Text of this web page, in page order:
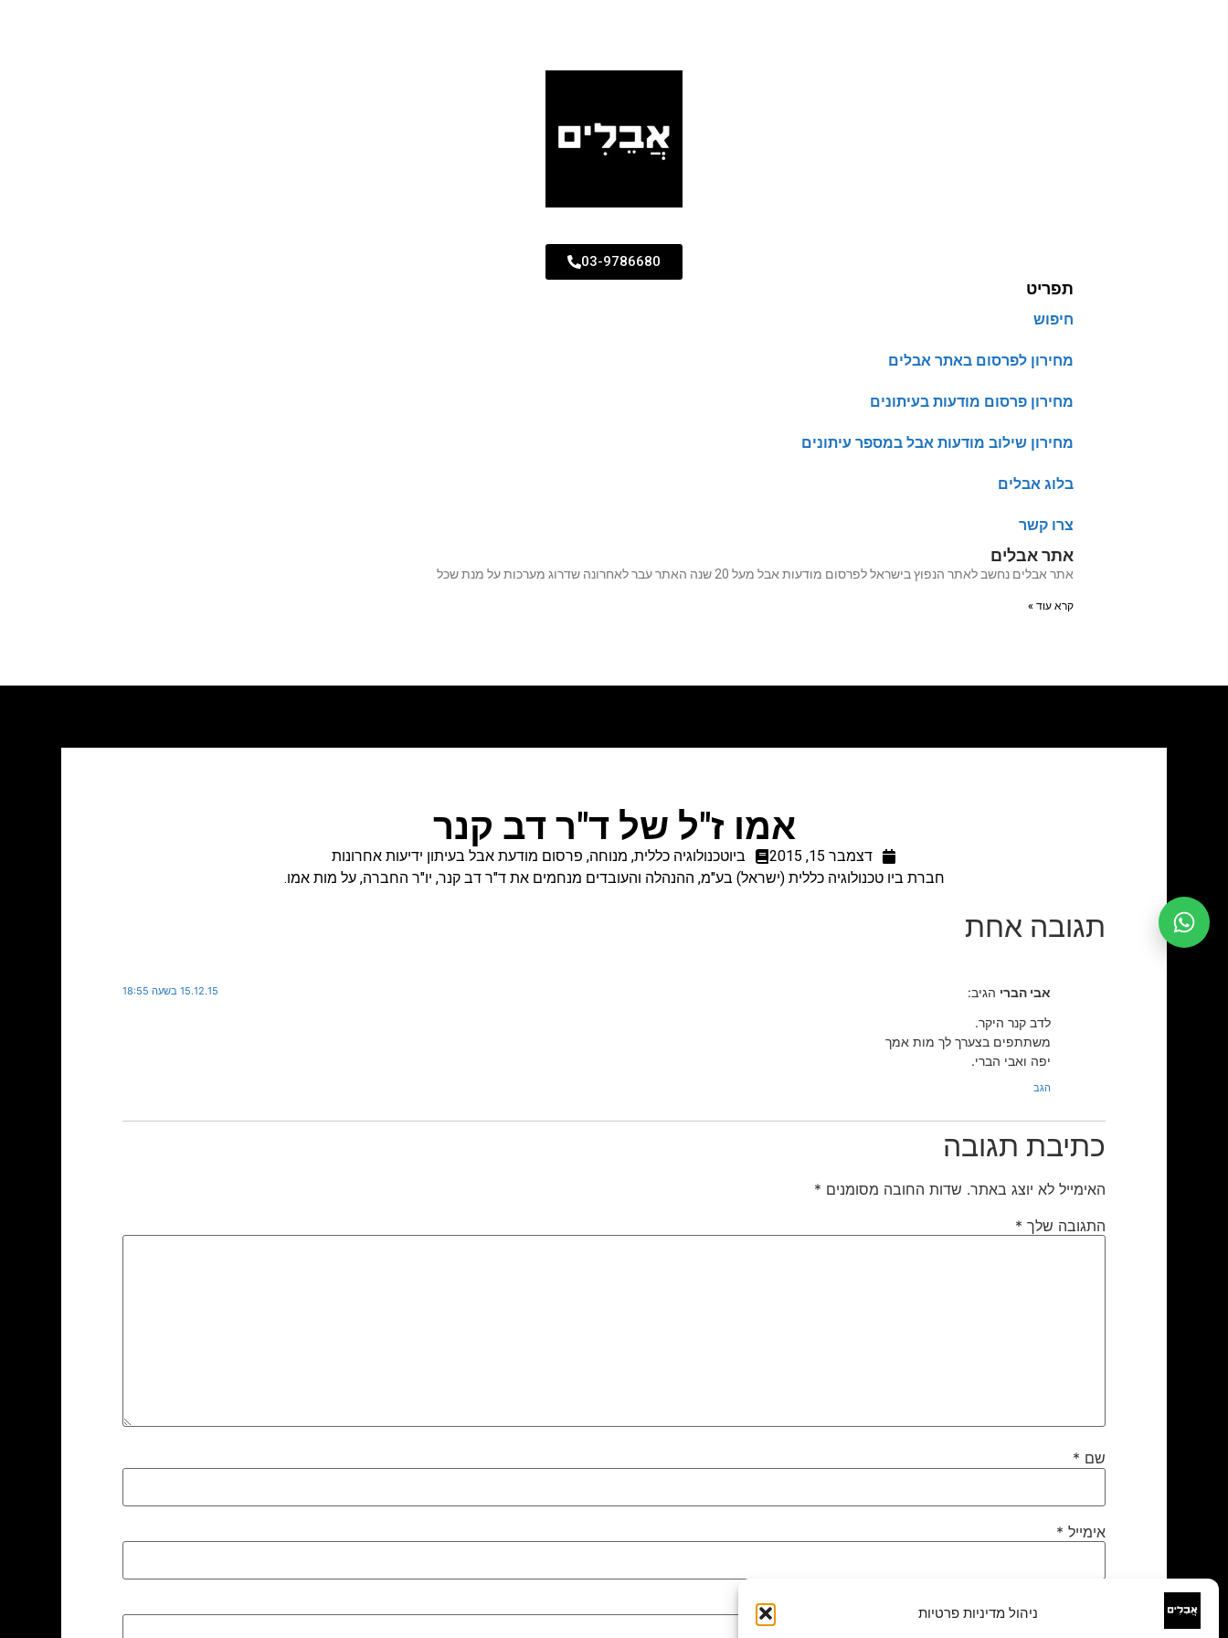
ניהול מדיניות פרטיות
03-9786680
תפריט
חיפוש
מחירון לפרסום באתר אבלים
מחירון פרסום מודעות בעיתונים
מחירון שילוב מודעות אבל במספר עיתונים
בלוג אבלים
צרו קשר
אתר אבלים
אתר אבלים נחשב לאתר הנפוץ בישראל לפרסום מודעות אבל מעל 20 שנה האתר עבר לאחרונה שדרוג מערכות על מנת שכל
קרא עוד »
אמו ז"ל של ד"ר דב קנר
דצמבר 15, 2015 ביוטכנולוגיה כללית, מנוחה, פרסום מודעת אבל בעיתון ידיעות אחרונות
חברת ביו טכנולוגיה כללית (ישראל) בע"מ, ההנהלה והעובדים מנחמים את ד"ר דב קנר, יו"ר החברה, על מות אמו.
תגובה אחת
אבי הברי הגיב: 15.12.15 בשעה 18:55
לדב קנר היקר.
משתתפים בצערך לך מות אמך
יפה ואבי הברי.
הגב
כתיבת תגובה
האימייל לא יוצג באתר. שדות החובה מסומנים *
התגובה שלך *
שם *
אימייל *